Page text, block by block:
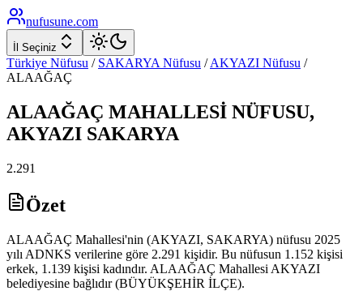
nufusune.com
İl Seçiniz
Türkiye Nüfusu / SAKARYA Nüfusu / AKYAZI Nüfusu /
ALAAĞAÇ
ALAAĞAÇ MAHALLESİ NÜFUSU,
AKYAZI SAKARYA
2.291
Özet
ALAAĞAÇ Mahallesi'nin (AKYAZI, SAKARYA) nüfusu 2025
yılı ADNKS verilerine göre 2.291 kişidir. Bu nüfusun 1.152 kişisi
erkek, 1.139 kişisi kadındır. ALAAĞAÇ Mahallesi AKYAZI
belediyesine bağlıdır (BÜYÜKŞEHİR İLÇE).